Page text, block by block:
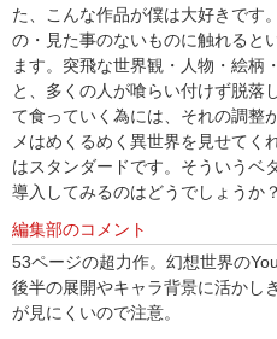
た、こんな作品が僕は大好きです
の・見た事のないものに触れると
ます。突飛な世界観・人物・絵柄
と、多くの人が喰らい付けず脱落
て食っていく為には、それの調整
メはめくるめく異世界を見せてく
はスタンダードです。そういうベ
導入してみるのはどうでしょうか？
編集部のコメント
53ページの超力作。幻想世界の
後半の展開やキャラ背景に活かし
が見にくいので注意。